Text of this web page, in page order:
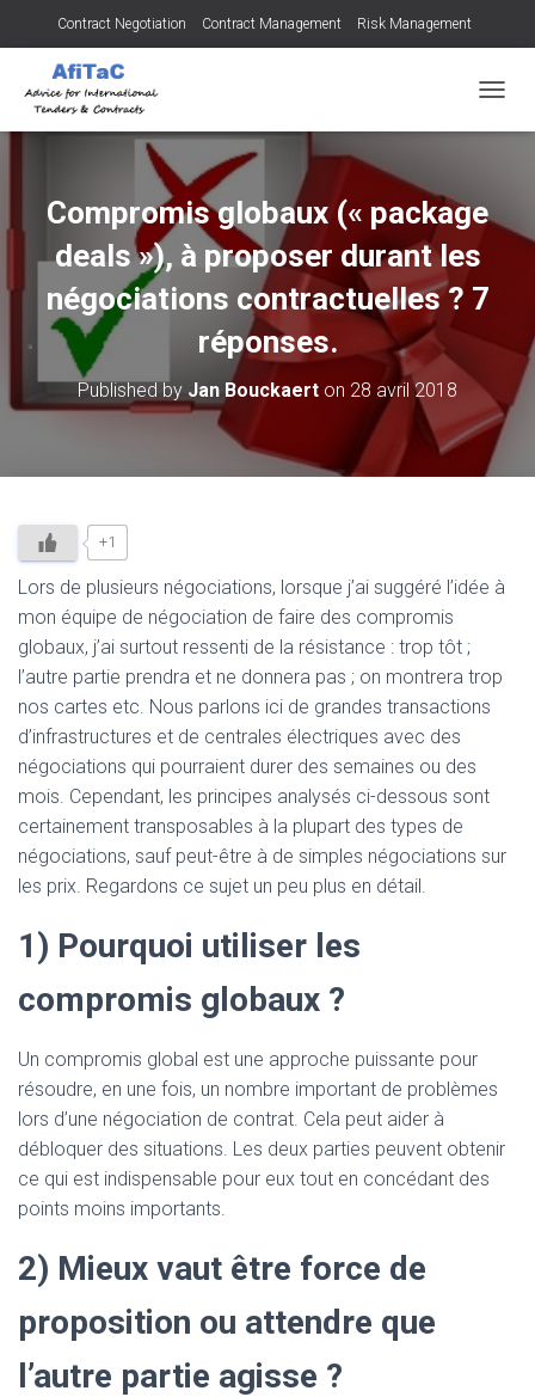
Contract Negotiation Contract Management Risk Management
Tendering for Contracts
Compromis globaux (« package
deals »), à proposer durant les
négociations contractuelles ? 7
réponses.
Published by Jan Bouckaert on 28 avril 2018
+1
Lors de plusieurs négociations, lorsque j’ai suggéré l’idée à
mon équipe de négociation de faire des compromis
globaux, j’ai surtout ressenti de la résistance : trop tôt ;
l’autre partie prendra et ne donnera pas ; on montrera trop
nos cartes etc. Nous parlons ici de grandes transactions
d’infrastructures et de centrales électriques avec des
négociations qui pourraient durer des semaines ou des
mois. Cependant, les principes analysés ci-dessous sont
certainement transposables à la plupart des types de
négociations, sauf peut-être à de simples négociations sur
les prix. Regardons ce sujet un peu plus en détail.
1) Pourquoi utiliser les
compromis globaux ?
Un compromis global est une approche puissante pour
résoudre, en une fois, un nombre important de problèmes
lors d’une négociation de contrat. Cela peut aider à
débloquer des situations. Les deux parties peuvent obtenir
ce qui est indispensable pour eux tout en concédant des
points moins importants.
2) Mieux vaut être force de
proposition ou attendre que
l’autre partie agisse ?